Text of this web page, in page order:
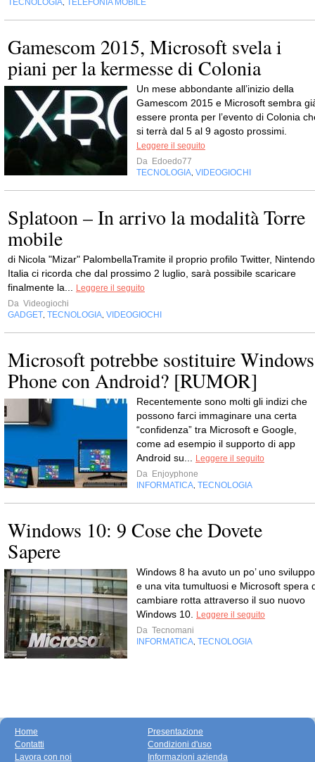
Gamescom 2015, Microsoft svela i
piani per la kermesse di Colonia
Un mese abbondante all’inizio della
Gamescom 2015 e Microsoft sembra
essere pronta per l’evento di Colonia
si terrà dal 5 al 9 agosto prossimi.
Leggere il seguito
Da Edoedo77
TECNOLOGIA VIDEOGIOCHI
Splatoon – In arrivo la modalità Torre
mobile
di Nicola "Mizar" PalombellaTramite il proprio profilo Twitter, Nintendo
Italia ci ricorda che dal prossimo 2 luglio, sarà possibile scaricare
finalmente la...
Leggere il seguito
Da Videogiochi
GADGET TECNOLOGIA VIDEOGIOCHI
Microsoft potrebbe sostituire Windows
Phone con Android? [RUMOR]
Recentemente sono molti gli indizi che
possono farci immaginare una certa
“confidenza” tra Microsoft e Google,
come ad esempio il supporto di app
Android su...
Leggere il seguito
Da Enjoyphone
INFORMATICA TECNOLOGIA
Windows 10: 9 Cose che Dovete
Sapere
Windows 8 ha avuto un po’ uno sviluppo
e una vita tumultuosi e Microsoft spera
cambiare rotta attraverso il suo nuovo
Windows 10.
Leggere il seguito
Da Tecnomani
INFORMATICA TECNOLOGIA
Home
Contatti
Lavora con noi
Presentazione
Condizioni d'uso
Informazioni azienda